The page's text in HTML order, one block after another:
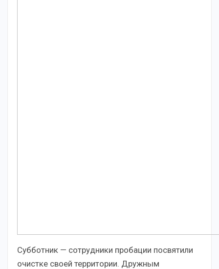
Субботник — сотрудники пробации посвятили
очистке своей территории. Дружным